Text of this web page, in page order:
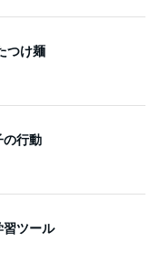
つけ麺
の行動
習ツール